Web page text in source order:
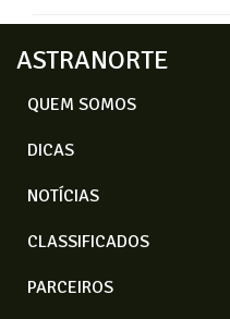
ASTRANORTE
QUEM SOMOS
DICAS
NOTÍCIAS
CLASSIFICADOS
PARCEIROS